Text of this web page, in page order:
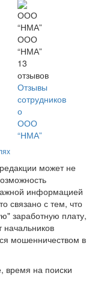
ООО
“НМА”
13
отзывов
Отзывы
сотрудников
о
ООО
“НМА”
может не
информацией
связано с тем, что
заработную плату,
мошенничеством в
время на поиски